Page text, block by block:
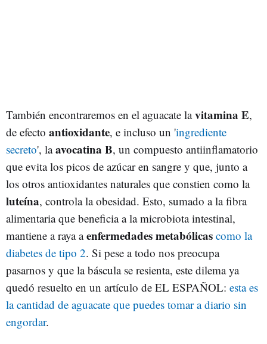
También encontraremos en el aguacate lavitamina E,
de efecto antioxidante, e incluso un 'ingrediente
secreto', laavocatina B, un compuesto antiinflamatorio
que evita los picos de azúcar en sangre y que, junto a
los otros antioxidantes naturales que constien como la
luteína, controla la obesidad. Esto, sumado a la fibra
alimentaria que beneficia a la microbiota intestinal,
mantiene a raya aenfermedades metabólicas como la
diabetes de tipo 2. Si pese a todo nos preocupa
pasarnos y que la báscula se resienta, este dilema ya
quedó resuelto en un artículo de EL ESPAÑOL: esta es
la cantidad de aguacate que puedes tomar a diario sin
engordar.